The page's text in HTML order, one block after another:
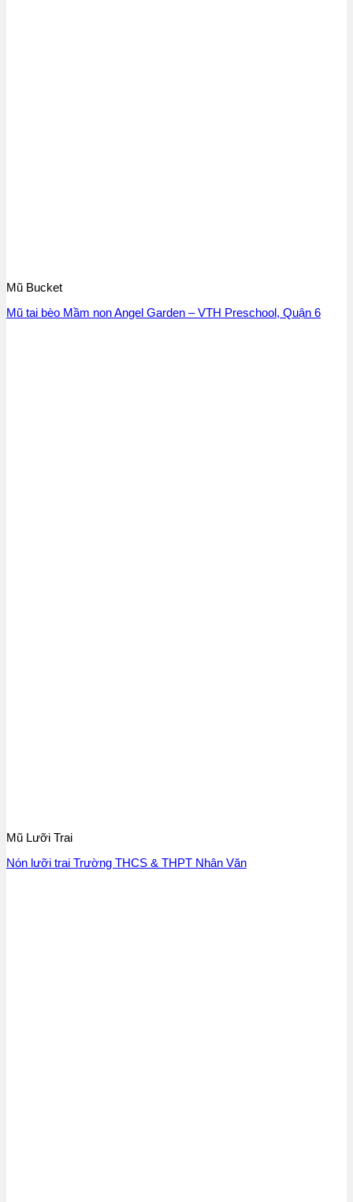
Mũ Bucket
Mũ tai bèo Mầm non Angel Garden – VTH Preschool, Quận 6
Mũ Lưỡi Trai
Nón lưỡi trai Trường THCS & THPT Nhân Văn